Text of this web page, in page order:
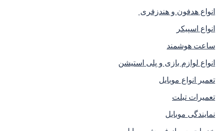
انواع هدفون و هندزفری
انواع اسپیکر
ساعت هوشمند
انواع لوازم بازی و پلی استیشن
تعمیر انواع موبایل
تعمیرات تبلت
نمایندگی موبایل